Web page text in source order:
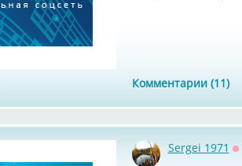
Комментарии (11)
Sergei 1971